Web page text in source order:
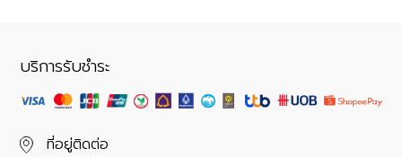
บริการรับชำระ
ที่อยู่ติดต่อ